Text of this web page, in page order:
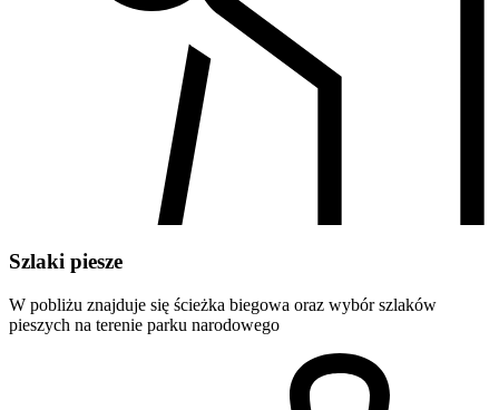
Szlaki piesze
W pobliżu znajduje się ścieżka biegowa oraz wybór szlaków
pieszych na terenie parku narodowego